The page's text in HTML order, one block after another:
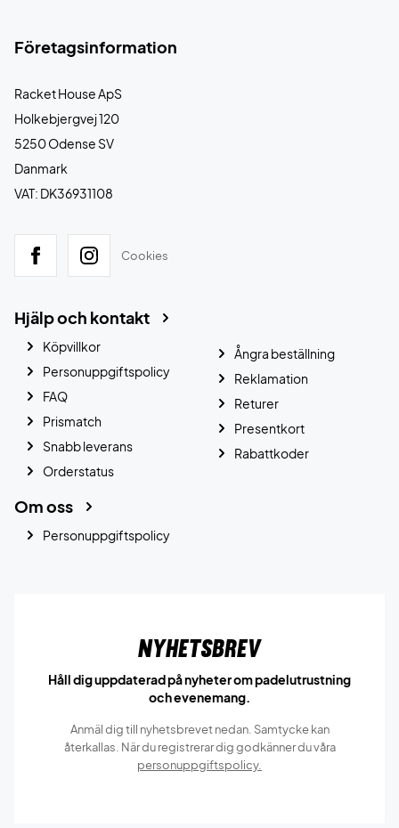
Företagsinformation
Racket House ApS
Holkebjergvej 120
5250 Odense SV
Danmark
VAT: DK36931108
Cookies
Hjälp och kontakt
Köpvillkor
Personuppgiftspolicy
FAQ
Prismatch
Snabb leverans
Orderstatus
Ångra beställning
Reklamation
Returer
Presentkort
Rabattkoder
Om oss
Personuppgiftspolicy
Nyhetsbrev
Håll dig uppdaterad på nyheter om padelutrustning
och evenemang.
Anmäl dig till nyhetsbrevet nedan. Samtycke kan
återkallas. När du registrerar dig godkänner du våra
personuppgiftspolicy.